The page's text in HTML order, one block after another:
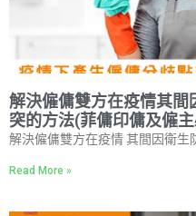
解決僱傭雙方在疫情其
突的方法(菲傭印傭及僱
解決僱傭雙方在疫情 其間因衛生
Read More »